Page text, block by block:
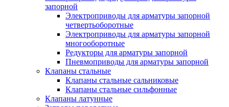
запорной
Электроприводы для арматуры запорной
четвертьоборотные
Электроприводы для арматуры запорной
многооборотные
Редукторы для арматуры запорной
Пневмоприводы для арматуры запорной
Клапаны стальные
Клапаны стальные сальниковые
Клапаны стальные сильфонные
Клапаны латунные